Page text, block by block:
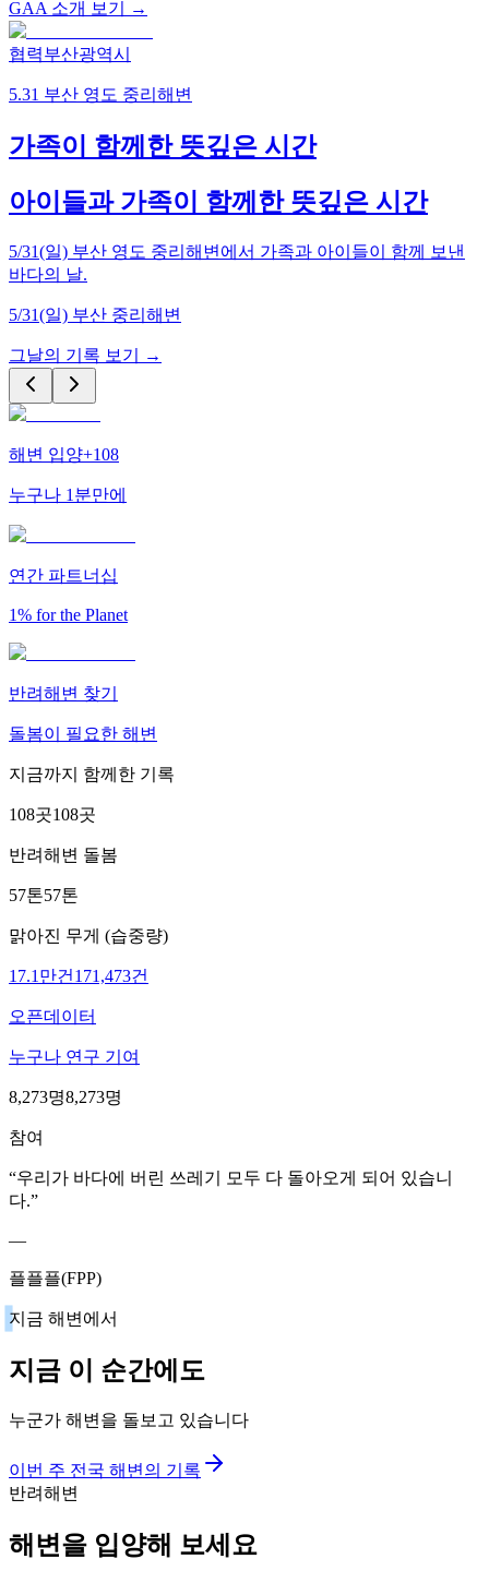
GAA 소개 보기 →
협력부산광역시
5.31 부산 영도 중리해변
가족이 함께한 뜻깊은 시간
아이들과 가족이 함께한 뜻깊은 시간
5/31(일) 부산 영도 중리해변에서 가족과 아이들이 함께 보낸
바다의 날.
5/31(일) 부산 중리해변
그날의 기록 보기 →
해변 입양+108
누구나 1분만에
연간 파트너십
1% for the Planet
반려해변 찾기
돌봄이 필요한 해변
지금까지 함께한 기록
108곳108곳
반려해변 돌봄
57톤57톤
맑아진 무게 (습중량)
17.1만건 171,473건
오픈데이터
누구나 연구 기여
8,273명8,273명
참여
“우리가 바다에 버린 쓰레기 모두 다 돌아오게 되어 있습니
다.”
—
플플플(FPP)
지금 해변에서
지금 이 순간에도
누군가 해변을 돌보고 있습니다
이번 주 전국 해변의 기록
반려해변
해변을 입양해 보세요